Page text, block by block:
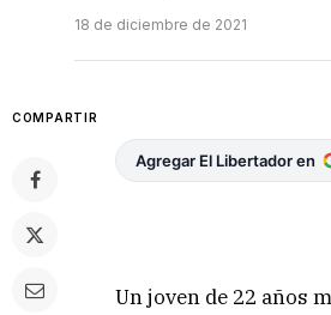
18 de diciembre de 2021
COMPARTIR
Agregar El Libertador en
Un joven de 22 años